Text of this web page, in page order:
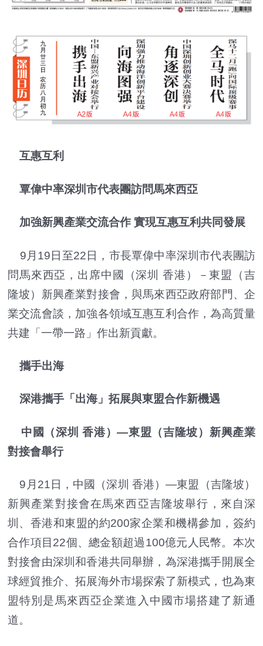
互惠互利
覃偉中率深圳市代表團訪問馬來西亞
加強新興產業交流合作 實現互惠互利共同發展
9月19日至22日，市長覃偉中率深圳市代表團訪
問馬來西亞，出席中國（深圳 香港）－東盟（吉
隆坡）新興產業對接會，與馬來西亞政府部門、企
業交流會談，加強各領域互惠互利合作，為高質量
共建「一帶一路」作出新貢獻。
攜手出海
深港攜手「出海」拓展與東盟合作新機遇
中國（深圳 香港）—東盟（吉隆坡）新興產業
對接會舉行
9月21日，中國（深圳 香港）—東盟（吉隆坡）
新興產業對接會在馬來西亞吉隆坡舉行，來自深
圳、香港和東盟的約200家企業和機構參加，簽約
合作項目22個、總金額超過100億元人民幣。本次
對接會由深圳和香港共同舉辦，為深港攜手開展全
球經貿推介、拓展海外市場探索了新模式，也為東
盟特別是馬來西亞企業進入中國市場搭建了新通
道。